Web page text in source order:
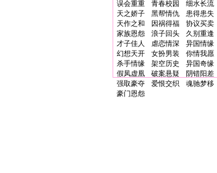
误会重重
青春校园
细水长流
天之娇子
黑帮情仇
患得患失
天作之和
因祸得福
协议买卖
家族恩怨
浪子回头
久别重逢
才子佳人
虐恋情深
异国情缘
幻想天开
女扮男装
你情我愿
杀手情缘
架空历史
异国奇缘
假凤虚凰
破案悬疑
阴错阳差
强取豪夺
爱恨交织
魂驰梦移
豪门恩怨